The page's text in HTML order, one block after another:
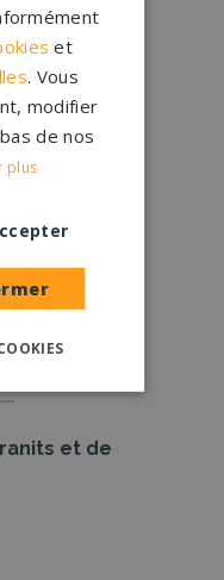
?
en France
et de
et
. Vous
modifier
de nos
plus